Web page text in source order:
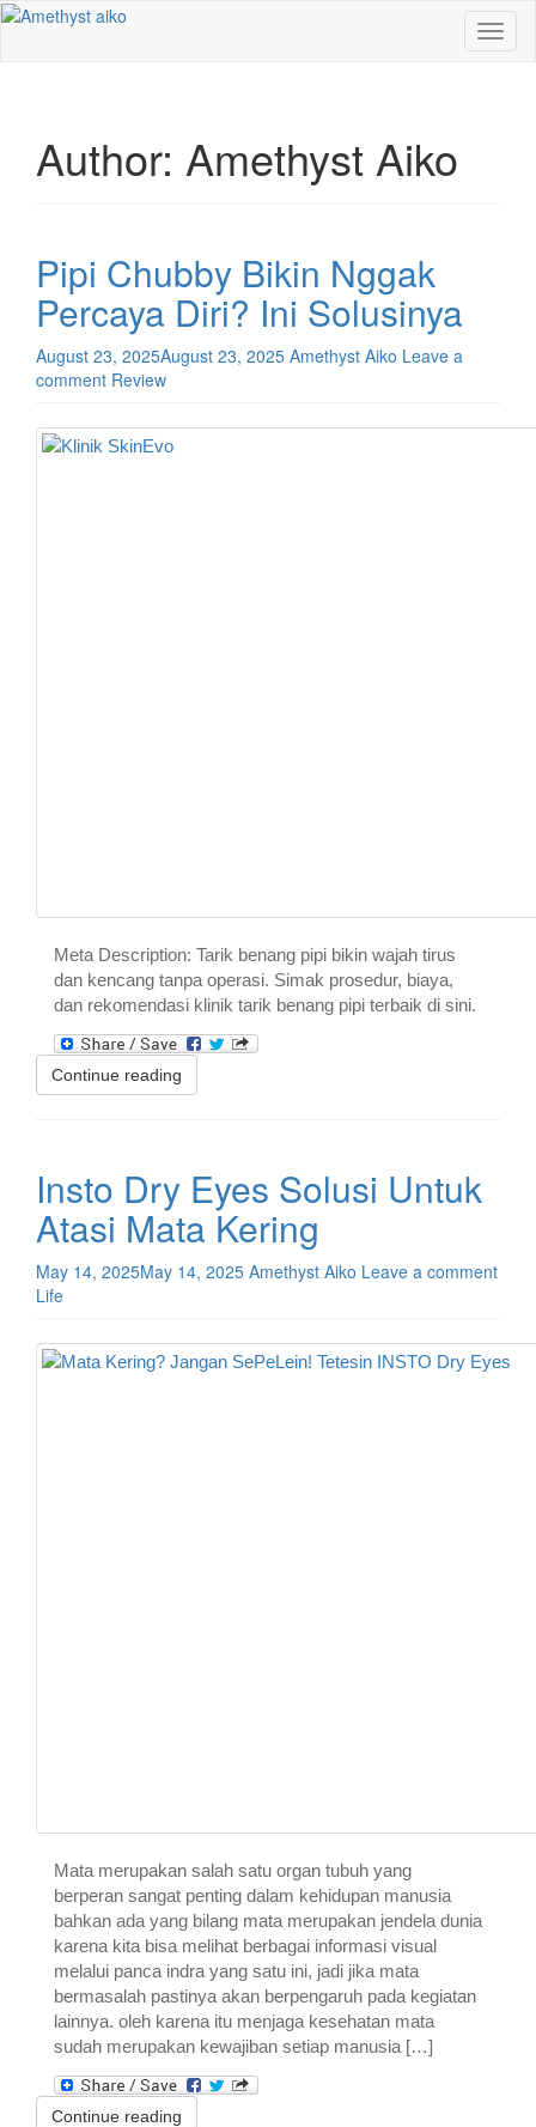
Author: Amethyst Aiko
Pipi Chubby Bikin Nggak
Percaya Diri? Ini Solusinya
August 23, 2025August 23, 2025 Amethyst Aiko Leave a
comment Review
Meta Description: Tarik benang pipi bikin wajah tirus
dan kencang tanpa operasi. Simak prosedur, biaya,
dan rekomendasi klinik tarik benang pipi terbaik di sini.
Continue reading
Insto Dry Eyes Solusi Untuk
Atasi Mata Kering
May 14, 2025May 14, 2025 Amethyst Aiko Leave a comment
Life
Mata merupakan salah satu organ tubuh yang
berperan sangat penting dalam kehidupan manusia
bahkan ada yang bilang mata merupakan jendela dunia
karena kita bisa melihat berbagai informasi visual
melalui panca indra yang satu ini, jadi jika mata
bermasalah pastinya akan berpengaruh pada kegiatan
lainnya. oleh karena itu menjaga kesehatan mata
sudah merupakan kewajiban setiap manusia […]
Continue reading